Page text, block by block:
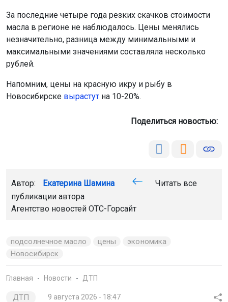
За последние четыре года резких скачков стоимости
масла в регионе не наблюдалось. Цены менялись
незначительно, разница между минимальными и
максимальными значениями составляла несколько
рублей.
Напомним, цены на красную икру и рыбу в
Новосибирске вырастут на 10-20%.
Поделиться новостью:
Автор: Екатерина Шамина
Читать все
публикации автора
Агентство новостей ОТС-Горсайт
подсолнечное масло цены
экономика
Новосибирск
Главная Новости ДТП
ДТП 9 августа 2026 - 18:47